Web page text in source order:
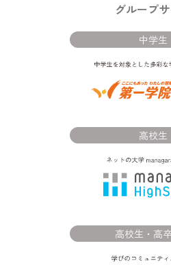
グループ
中学生
高校生
高校生・高